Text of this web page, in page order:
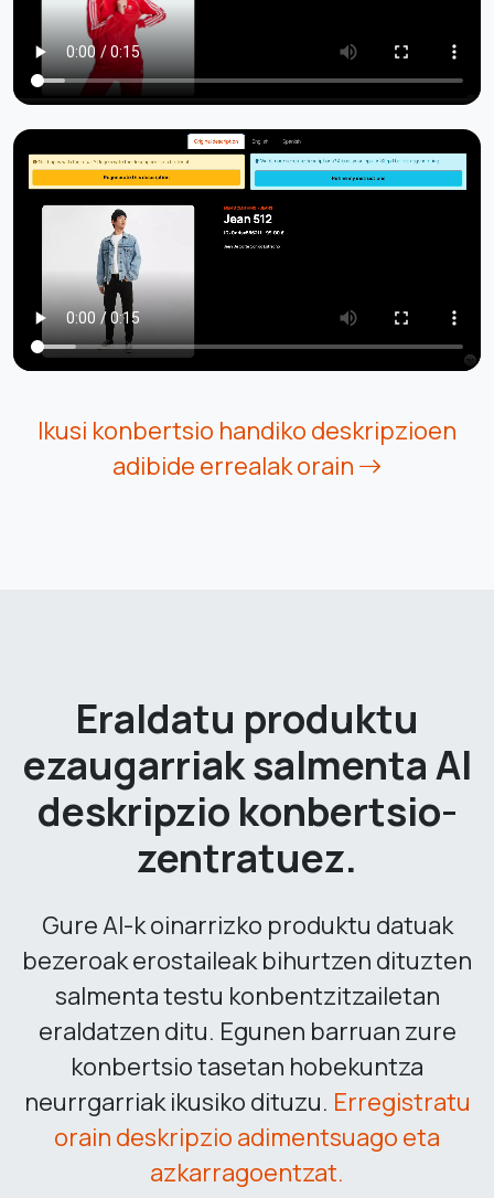
Ikusi konbertsio handiko deskripzioen
adibide errealak orain
Eraldatu produktu
ezaugarriak salmenta AI
deskripzio konbertsio-
zentratuez.
Gure AI-k oinarrizko produktu datuak
bezeroak erostaileak bihurtzen dituzten
salmenta testu konbentzitzailetan
eraldatzen ditu. Egunen barruan zure
konbertsio tasetan hobekuntza
neurrgarriak ikusiko dituzu. Erregistratu
orain deskripzio adimentsuago eta
azkarragoentzat.